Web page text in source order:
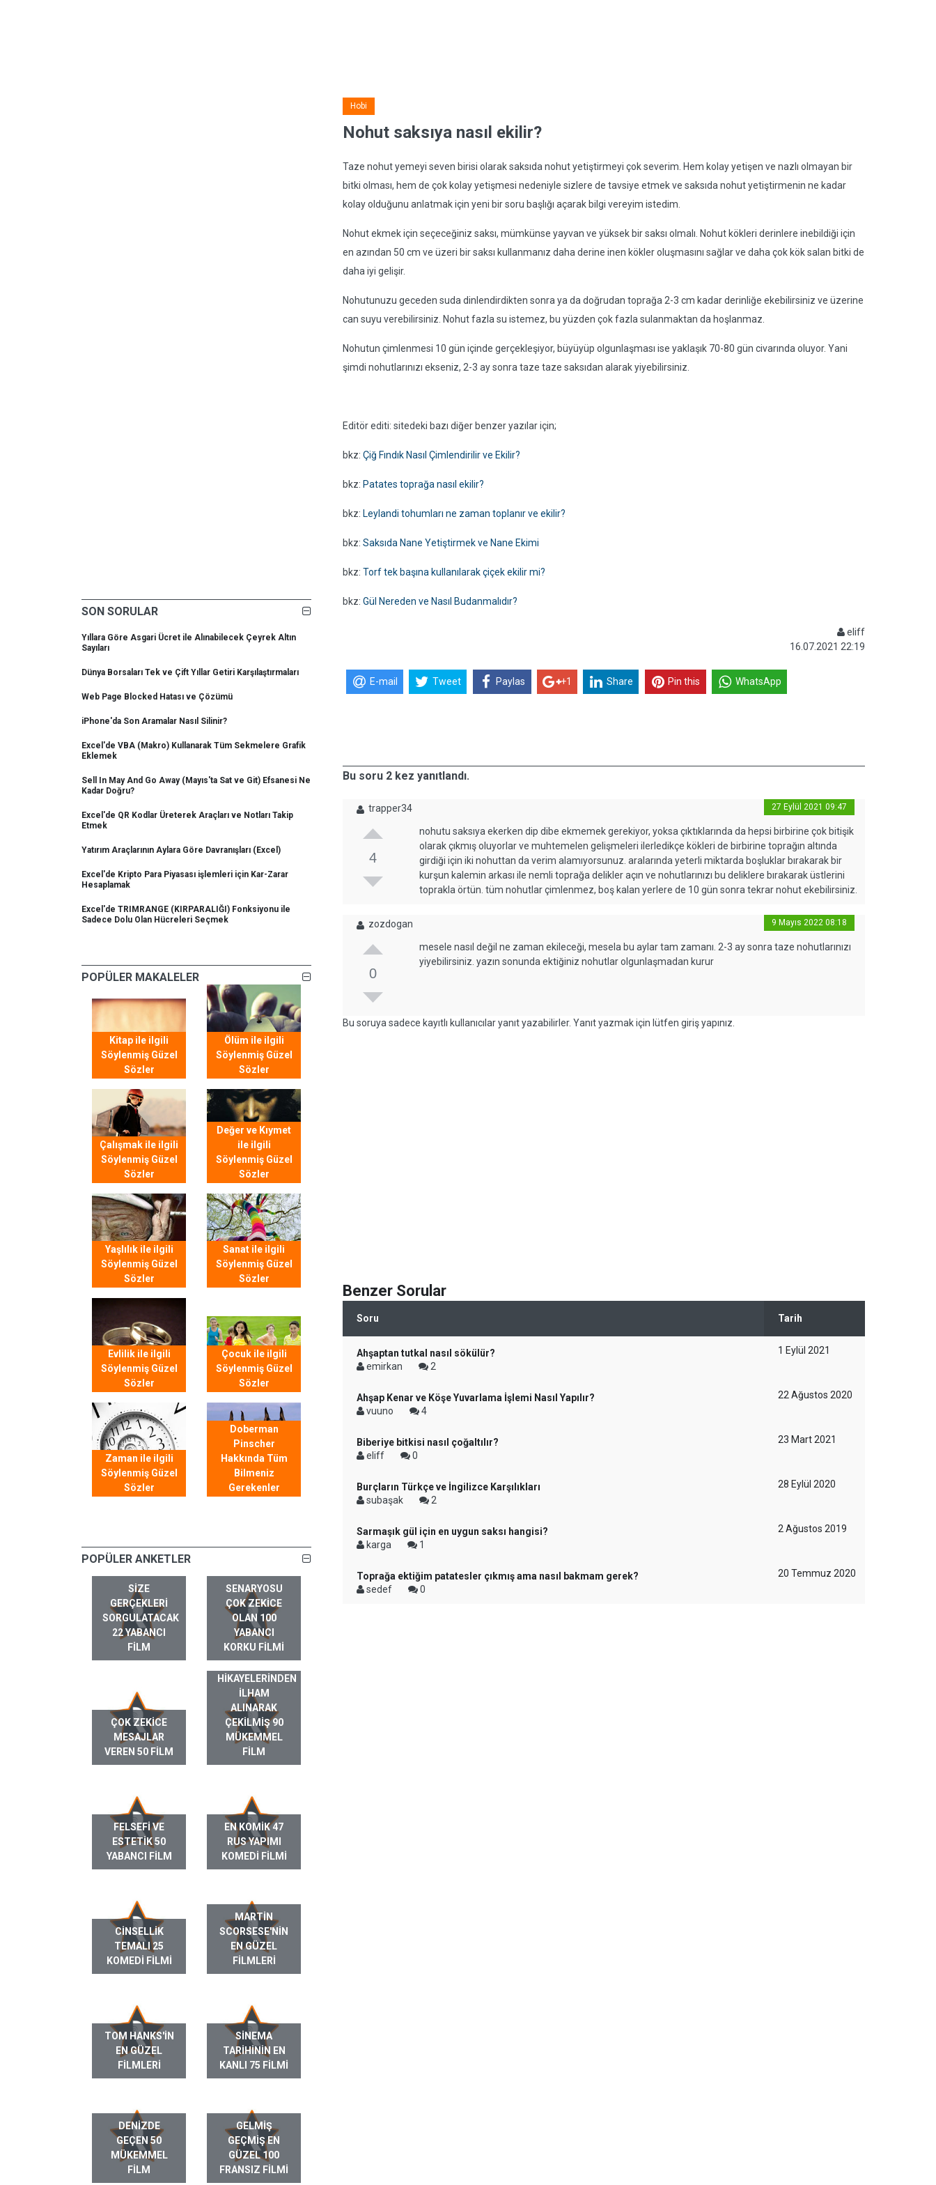
SON SORULAR
Yıllara Göre Asgari Ücret ile Alınabilecek Çeyrek Altın
Sayıları
Dünya Borsaları Tek ve Çift Yıllar Getiri Karşılaştırmaları
Web Page Blocked Hatası ve Çözümü
iPhone'da Son Aramalar Nasıl Silinir?
Excel'de VBA (Makro) Kullanarak Tüm Sekmelere Grafik
Eklemek
Sell In May And Go Away (Mayıs'ta Sat ve Git) Efsanesi Ne
Kadar Doğru?
Excel'de QR Kodlar Üreterek Araçları ve Notları Takip
Etmek
Yatırım Araçlarının Aylara Göre Davranışları (Excel)
Excel'de Kripto Para Piyasası işlemleri için Kar-Zarar
Hesaplamak
Excel'de TRIMRANGE (KIRPARALIĞI) Fonksiyonu ile
Sadece Dolu Olan Hücreleri Seçmek
POPÜLER MAKALELER
Kitap ile ilgili
Söylenmiş Güzel
Sözler
Ölüm ile ilgili
Söylenmiş Güzel
Sözler
Çalışmak ile ilgili
Söylenmiş Güzel
Sözler
Değer ve Kıymet
ile ilgili
Söylenmiş Güzel
Sözler
Yaşlılık ile ilgili
Söylenmiş Güzel
Sözler
Sanat ile ilgili
Söylenmiş Güzel
Sözler
Evlilik ile ilgili
Söylenmiş Güzel
Sözler
Çocuk ile ilgili
Söylenmiş Güzel
Sözler
Zaman ile ilgili
Söylenmiş Güzel
Sözler
Doberman
Pinscher
Hakkında Tüm
Bilmeniz
Gerekenler
POPÜLER ANKETLER
SIZE
GERÇEKLERI
SORGULATACAK
22 YABANCI
FILM
SENARYOSU
ÇOK ZEKICE
OLAN 100
YABANCI
KORKU FILMI
ÇOK ZEKICE
MESAJLAR
VEREN 50 FILM
GERÇEK HAYAT
HIKAYELERINDEN
ILHAM
ALINARAK
ÇEKILMIŞ 90
MÜKEMMEL
FILM
FELSEFI VE
ESTETIK 50
YABANCI FILM
EN KOMIK 47
RUS YAPIMI
KOMEDI FILMI
CINSELLIK
TEMALI 25
KOMEDI FILMI
MARTIN
SCORSESE'NIN
EN GÜZEL
FILMLERI
TOM HANKS'IN
EN GÜZEL
FILMLERI
SINEMA
TARIHININ EN
KANLI 75 FILMI
DENIZDE
GEÇEN 50
MÜKEMMEL
FILM
GELMIŞ
GEÇMIŞ EN
GÜZEL 100
FRANSIZ FILMI
Hobi
Nohut saksıya nasıl ekilir?
Taze nohut yemeyi seven birisi olarak saksıda nohut yetiştirmeyi çok severim. Hem kolay yetişen ve nazlı olmayan bir
bitki olması, hem de çok kolay yetişmesi nedeniyle sizlere de tavsiye etmek ve saksıda nohut yetiştirmenin ne kadar
kolay olduğunu anlatmak için yeni bir soru başlığı açarak bilgi vereyim istedim.
Nohut ekmek için seçeceğiniz saksı, mümkünse yayvan ve yüksek bir saksı olmalı. Nohut kökleri derinlere inebildiği için
en azından 50 cm ve üzeri bir saksı kullanmanız daha derine inen kökler oluşmasını sağlar ve daha çok kök salan bitki de
daha iyi gelişir.
Nohutunuzu geceden suda dinlendirdikten sonra ya da doğrudan toprağa 2-3 cm kadar derinliğe ekebilirsiniz ve üzerine
can suyu verebilirsiniz. Nohut fazla su istemez, bu yüzden çok fazla sulanmaktan da hoşlanmaz.
Nohutun çimlenmesi 10 gün içinde gerçekleşiyor, büyüyüp olgunlaşması ise yaklaşık 70-80 gün civarında oluyor. Yani
şimdi nohutlarınızı ekseniz, 2-3 ay sonra taze taze saksıdan alarak yiyebilirsiniz.
Editör editi: sitedeki bazı diğer benzer yazılar için;
bkz: Çiğ Fındık Nasıl Çimlendirilir ve Ekilir?
bkz: Patates toprağa nasıl ekilir?
bkz: Leylandi tohumları ne zaman toplanır ve ekilir?
bkz: Saksıda Nane Yetiştirmek ve Nane Ekimi
bkz: Torf tek başına kullanılarak çiçek ekilir mi?
bkz: Gül Nereden ve Nasıl Budanmalıdır?
eliff
16.07.2021 22:19
E-mail Tweet Paylas +1 Share Pin this WhatsApp
Bu soru 2 kez yanıtlandı.
trapper34 27 Eylül 2021 09:47
4
nohutu saksıya ekerken dip dibe ekmemek gerekiyor, yoksa çıktıklarında da hepsi birbirine çok bitişik
olarak çıkmış oluyorlar ve muhtemelen gelişmeleri ilerledikçe kökleri de birbirine toprağın altında
girdiği için iki nohuttan da verim alamıyorsunuz. aralarında yeterli miktarda boşluklar bırakarak bir
kurşun kalemin arkası ile nemli toprağa delikler açın ve nohutlarınızı bu deliklere bırakarak üstlerini
toprakla örtün. tüm nohutlar çimlenmez, boş kalan yerlere de 10 gün sonra tekrar nohut ekebilirsiniz.
zozdogan 9 Mayıs 2022 08:18
0
mesele nasıl değil ne zaman ekileceği, mesela bu aylar tam zamanı. 2-3 ay sonra taze nohutlarınızı
yiyebilirsiniz. yazın sonunda ektiğiniz nohutlar olgunlaşmadan kurur
Bu soruya sadece kayıtlı kullanıcılar yanıt yazabilirler. Yanıt yazmak için lütfen giriş yapınız.
Benzer Sorular
Soru Tarih
Ahşaptan tutkal nasıl sökülür?
emirkan
2
1 Eylül 2021
Ahşap Kenar ve Köşe Yuvarlama İşlemi Nasıl Yapılır?
vuuno
4
22 Ağustos 2020
Biberiye bitkisi nasıl çoğaltılır?
eliff
0
23 Mart 2021
Burçların Türkçe ve İngilizce Karşılıkları
subaşak
2
28 Eylül 2020
Sarmaşık gül için en uygun saksı hangisi?
karga
1
2 Ağustos 2019
Toprağa ektiğim patatesler çıkmış ama nasıl bakmam gerek?
sedef
0
20 Temmuz 2020